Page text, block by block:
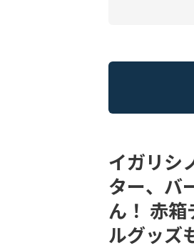
イガリシ
ター、バ
ん！ 赤
ルグッズ